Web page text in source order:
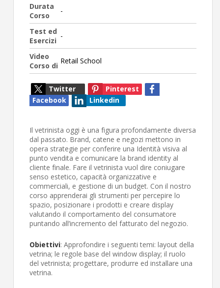
Durata
Corso
-
Test ed
Esercizi
-
Video
Corso di
Retail School
Twitter
Pinterest
Facebook
Linkedin
Il vetrinista oggi è una figura profondamente diversa
dal passato. Brand, catene e negozi mettono in
opera strategie per conferire una Identità visiva al
punto vendita e comunicare la brand identity al
cliente finale. Fare il vetrinista vuol dire coniugare
senso estetico, capacità organizzative e
commerciali, e gestione di un budget. Con il nostro
corso apprenderai gli strumenti per percepire lo
spazio, posizionare i prodotti e creare display
valutando il comportamento del consumatore
puntando all’incremento del fatturato del negozio.
Obiettivi: Approfondire i seguenti temi: layout della
vetrina; le regole base del window display; il ruolo
del vetrinista; progettare, produrre ed installare una
vetrina.